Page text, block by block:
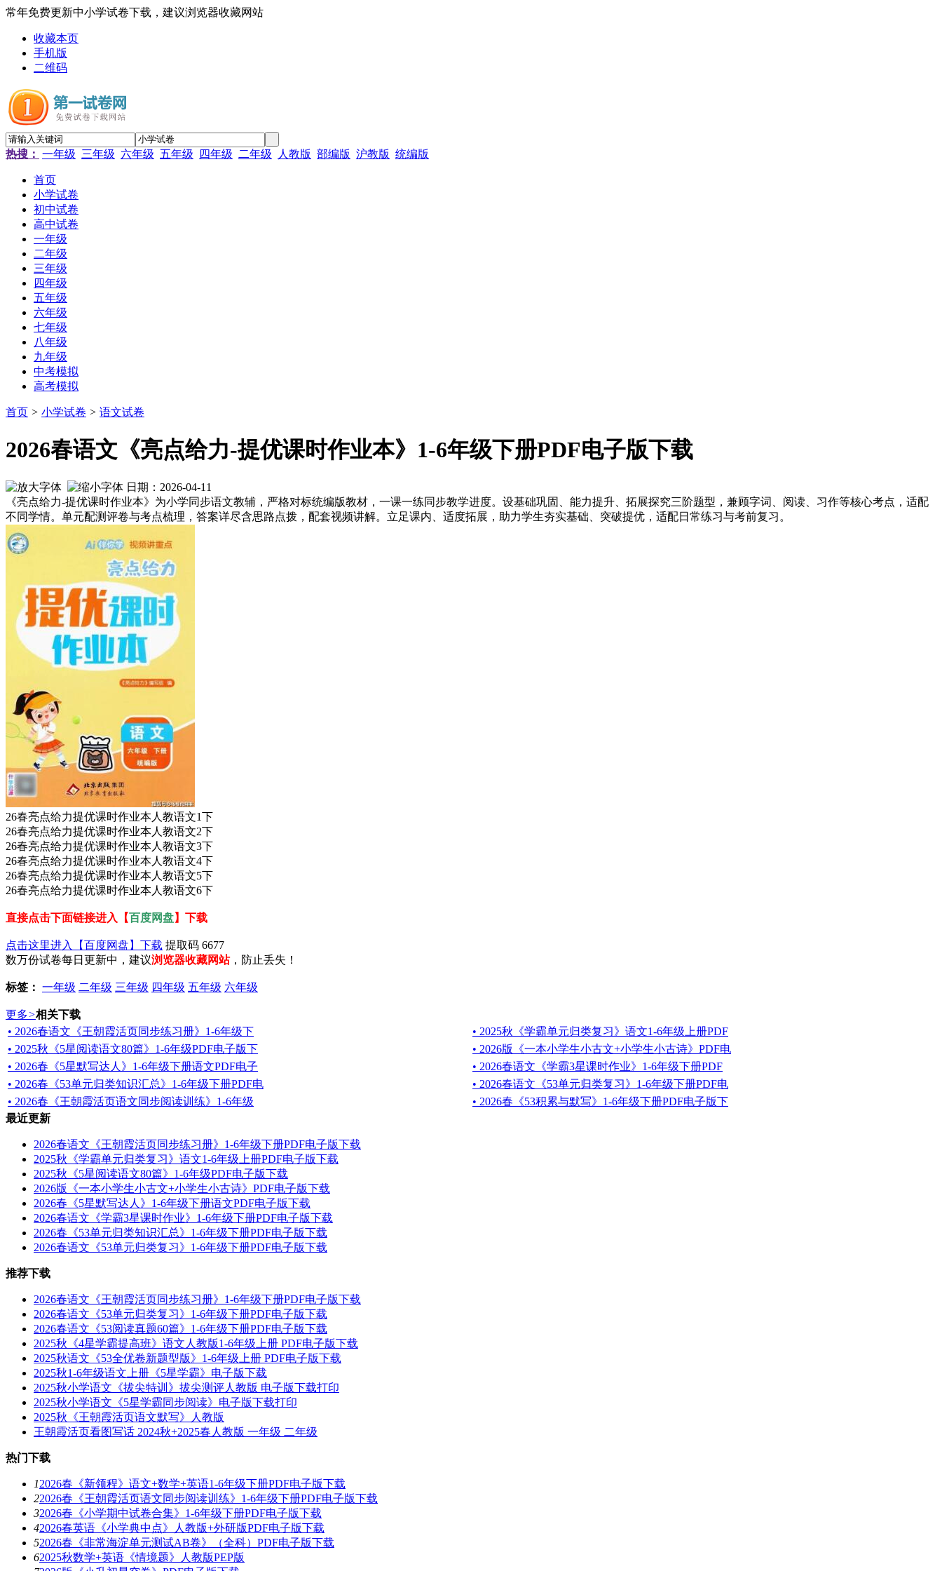
常年免费更新中小学试卷下载，建议浏览器收藏网站
收藏本页
手机版
二维码
热搜： 一年级 三年级 六年级 五年级 四年级 二年级 人教版 部编版 沪教版 统编版
首页
小学试卷
初中试卷
高中试卷
一年级
二年级
三年级
四年级
五年级
六年级
七年级
八年级
九年级
中考模拟
高考模拟
首页 > 小学试卷 > 语文试卷
2026春语文《亮点给力-提优课时作业本》1-6年级下册PDF电子版下载
日期：2026-04-11
《亮点给力-提优课时作业本》为小学同步语文教辅，严格对标统编版教材，一课一练同步教学进度。设基础巩固、能力提升、拓展探究三阶题型，兼顾字词、阅读、习作等核心考点，适配
不同学情。单元配测评卷与考点梳理，答案详尽含思路点拨，配套视频讲解。立足课内、适度拓展，助力学生夯实基础、突破提优，适配日常练习与考前复习。
26春亮点给力提优课时作业本人教语文1下
26春亮点给力提优课时作业本人教语文2下
26春亮点给力提优课时作业本人教语文3下
26春亮点给力提优课时作业本人教语文4下
26春亮点给力提优课时作业本人教语文5下
26春亮点给力提优课时作业本人教语文6下
直接点击下面链接进入【百度网盘】下载
点击这里进入【百度网盘】下载 提取码 6677
数万份试卷每日更新中，建议浏览器收藏网站，防止丢失！
标签： 一年级 二年级 三年级 四年级 五年级 六年级
更多>相关下载
• 2026春语文《王朝霞活页同步练习册》1-6年级下
• 2025秋《学霸单元归类复习》语文1-6年级上册PDF
• 2025秋《5星阅读语文80篇》1-6年级PDF电子版下
• 2026版《一本小学生小古文+小学生小古诗》PDF电
• 2026春《5星默写达人》1-6年级下册语文PDF电子
• 2026春语文《学霸3星课时作业》1-6年级下册PDF
• 2026春《53单元归类知识汇总》1-6年级下册PDF电
• 2026春语文《53单元归类复习》1-6年级下册PDF电
• 2026春《王朝霞活页语文同步阅读训练》1-6年级
• 2026春《53积累与默写》1-6年级下册PDF电子版下
最近更新
2026春语文《王朝霞活页同步练习册》1-6年级下册PDF电子版下载
2025秋《学霸单元归类复习》语文1-6年级上册PDF电子版下载
2025秋《5星阅读语文80篇》1-6年级PDF电子版下载
2026版《一本小学生小古文+小学生小古诗》PDF电子版下载
2026春《5星默写达人》1-6年级下册语文PDF电子版下载
2026春语文《学霸3星课时作业》1-6年级下册PDF电子版下载
2026春《53单元归类知识汇总》1-6年级下册PDF电子版下载
2026春语文《53单元归类复习》1-6年级下册PDF电子版下载
推荐下载
2026春语文《王朝霞活页同步练习册》1-6年级下册PDF电子版下载
2026春语文《53单元归类复习》1-6年级下册PDF电子版下载
2026春语文《53阅读真题60篇》1-6年级下册PDF电子版下载
2025秋《4星学霸提高班》语文人教版1-6年级上册 PDF电子版下载
2025秋语文《53全优卷新题型版》1-6年级上册 PDF电子版下载
2025秋1-6年级语文上册《5星学霸》电子版下载
2025秋小学语文《拔尖特训》拔尖测评人教版 电子版下载打印
2025秋小学语文《5星学霸同步阅读》电子版下载打印
2025秋《王朝霞活页语文默写》人教版
王朝霞活页看图写话 2024秋+2025春人教版 一年级 二年级
热门下载
12026春《新领程》语文+数学+英语1-6年级下册PDF电子版下载
22026春《王朝霞活页语文同步阅读训练》1-6年级下册PDF电子版下载
32026春《小学期中试卷合集》1-6年级下册PDF电子版下载
42026春英语《小学典中点》人教版+外研版PDF电子版下载
52026春《非常海淀单元测试AB卷》（全科）PDF电子版下载
62025秋数学+英语《情境题》人教版PEP版